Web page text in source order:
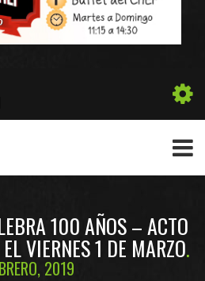
100 AÑOS – ACTO
VIERNES 1 DE MARZO
2019